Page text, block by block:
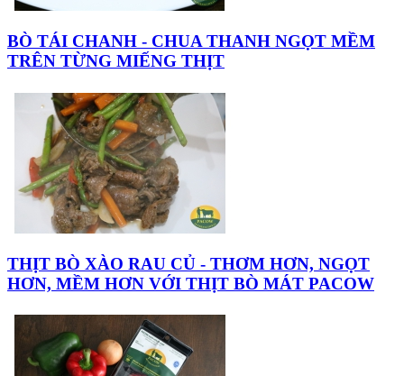
BÒ TÁI CHANH - CHUA THANH NGỌT MỀM
TRÊN TỪNG MIẾNG THỊT
THỊT BÒ XÀO RAU CỦ - THƠM HƠN, NGỌT
HƠN, MỀM HƠN VỚI THỊT BÒ MÁT PACOW